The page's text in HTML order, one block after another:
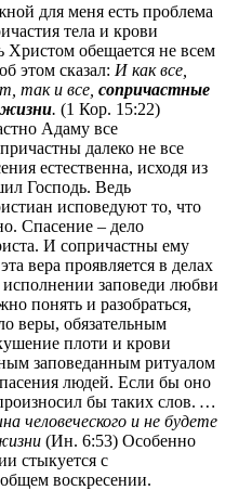
для меня есть проблема
тела и крови
обещается не всем
этом сказал: И как все,
так и все, сопричастные
жизни. (1 Кор. 15:22)
Адаму все
далеко не все
естественна, исходя из
Господь. Ведь
исповедуют то, что
Спасение – дело
И сопричастны ему
вера проявляется в делах
заповеди любви
понять и разобраться,
веры, обязательным
плоти и крови
заповеданным ритуалом
людей. Если бы оно
бы таких слов. …
человеческого и не будете
(Ин. 6:53) Особенно
стыкуется с
воскресении.